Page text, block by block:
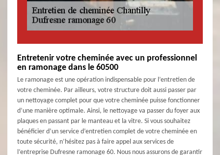
Entretenir votre cheminée avec un professionnel
en ramonage dans le 60500
Le ramonage est une opération indispensable pour l’entretien de
votre cheminée. Par ailleurs, votre structure doit aussi passer par
un nettoyage complet pour que votre cheminée puisse fonctionner
d’une manière optimale. Ainsi, le nettoyage va passer du foyer aux
plaques en passant par le manteau et la vitre. Si vous souhaitez
bénéficier d’un service d’entretien complet de votre cheminée en
toute sécurité, n’hésitez pas à faire appel aux services de
l’entreprise Dufresne ramonage 60. Nous nous assurons de garantir